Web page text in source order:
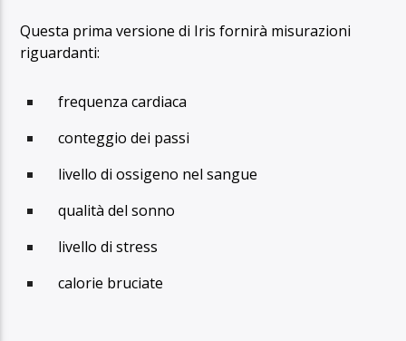
Questa prima versione di Iris fornirà misurazioni
riguardanti:
frequenza cardiaca
conteggio dei passi
livello di ossigeno nel sangue
qualità del sonno
livello di stress
calorie bruciate